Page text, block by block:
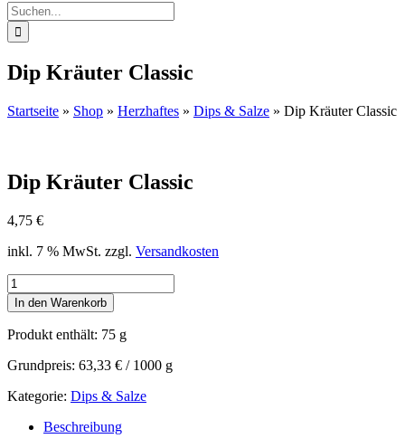
Suche
nach:
Dip Kräuter Classic
Startseite » Shop » Herzhaftes » Dips & Salze » Dip Kräuter Classic
Dip Kräuter Classic
4,75 €
inkl. 7 % MwSt. zzgl. Versandkosten
Dip
Kräuter
Classic
Menge
In den Warenkorb
Produkt enthält: 75 g
Grundpreis: 63,33 € / 1000 g
Kategorie: Dips & Salze
Beschreibung